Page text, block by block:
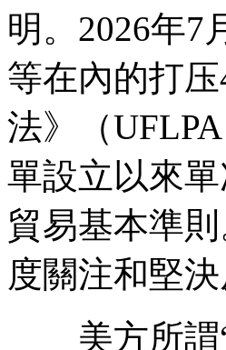
明。2026年7
等在內的打
法》（
單設立以來
貿易基本準
度關注和堅
美方所謂“